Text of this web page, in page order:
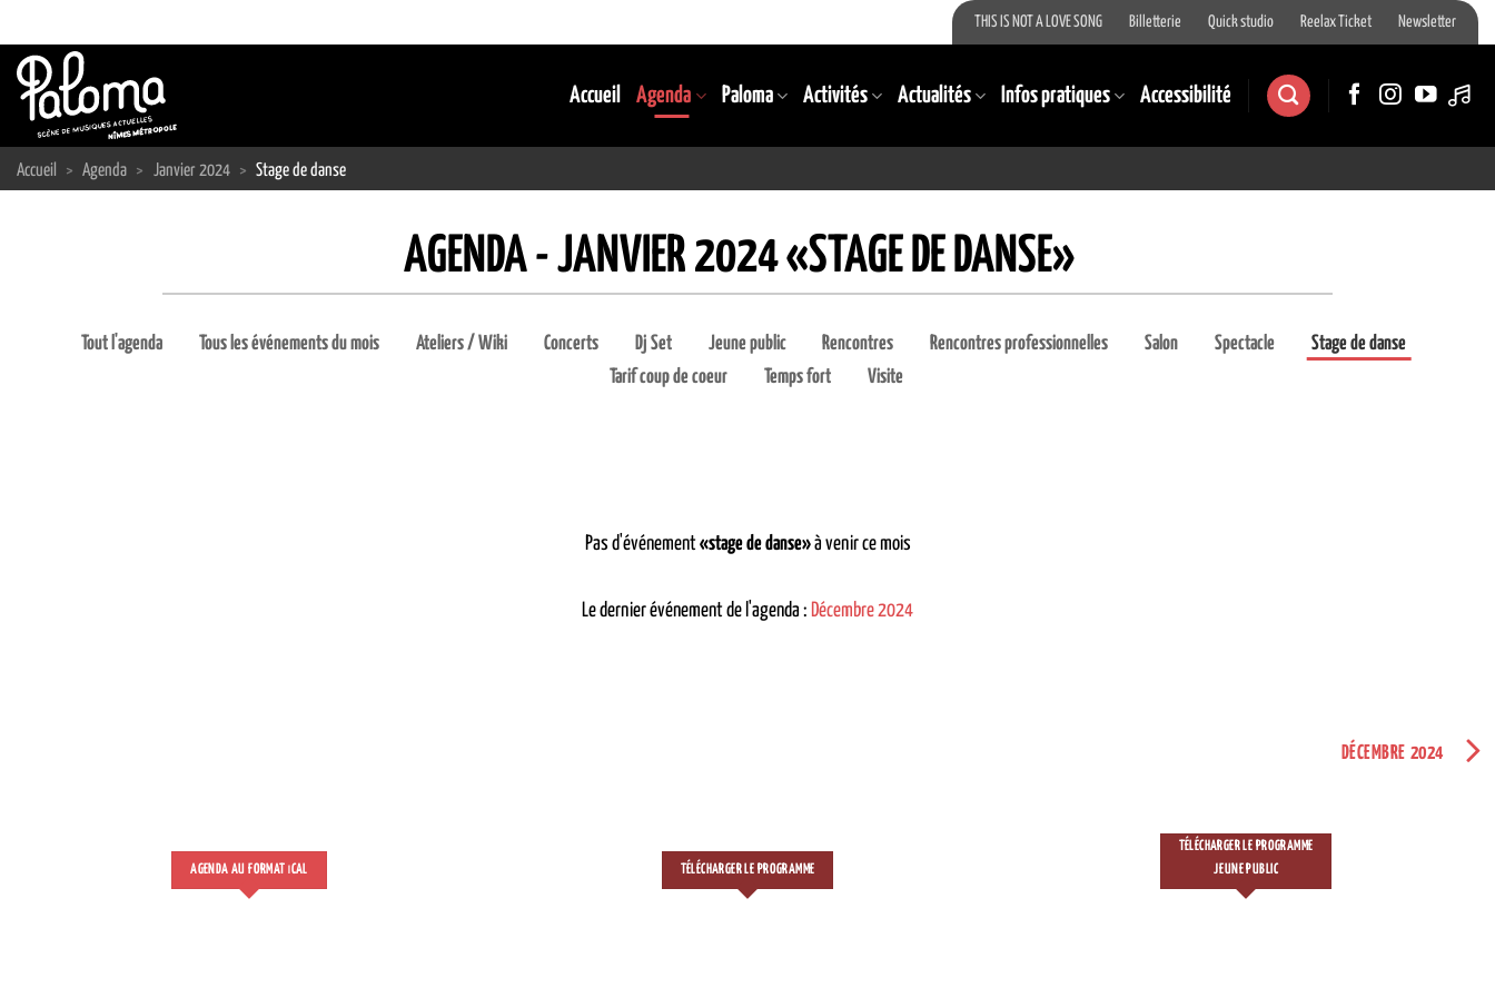
au
contenu
THIS IS NOT A LOVE SONG Billetterie Quick studio Reelax Ticket Newsletter
Accueil Agenda Paloma Activités Actualités Infos pratiques Accessibilité
Accueil > Agenda > Janvier 2024 > Stage de danse
AGENDA - JANVIER 2024 «STAGE DE DANSE»
Tout l'agenda Tous les événements du mois Ateliers / Wiki Concerts Dj Set Jeune public Rencontres Rencontres professionnelles Salon Spectacle
Stage de danse
Tarif coup de coeur
Temps fort Visite
Pas d'événement«stage de danse»à venir ce mois
Le dernier événement de l'agenda : Décembre 2024
DÉCEMBRE 2024
AGENDA AU FORMAT CAL TÉLÉCHARGER LE PROGRAMME
TÉLÉCHARGER LE PROGRAMME
JEUNE PUBLIC